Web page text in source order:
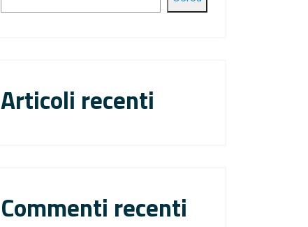
Articoli recenti
Commenti recenti